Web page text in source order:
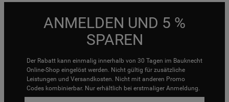
ANMELDEN UND 5 %
SPAREN
Der Rabatt kann einmalig innerhalb von 30 Tagen im Bauknecht
Online-Shop eingelöst werden. Nicht gültig für zusätzliche
Leistungen und Versandkosten. Nicht mit anderen Promo
Codes kombinierbar. Nur erhältlich bei erstmaliger Anmeldung.